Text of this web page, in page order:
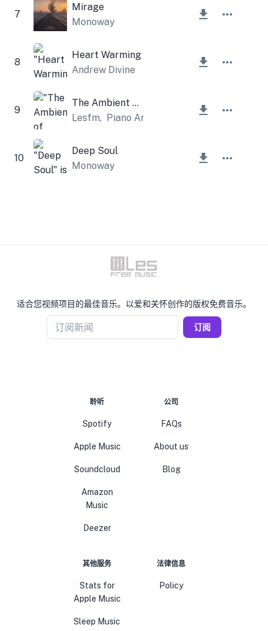
7
Mirage
Monoway
8
Heart Warming
Andrew Divine
9
The Ambient of Spring
Lesfm, Piano Amor
10
Deep Soul
Monoway
适合您视频项目的最佳音乐。以爱和关怀创作的版权免费音乐。
订阅新闻 订阅
聆听
Spotify
Apple Music
Soundcloud
Amazon
Music
Deezer
公司
FAQs
About us
Blog
其他服务
Stats for
Apple Music
Sleep Music
法律信息
Policy